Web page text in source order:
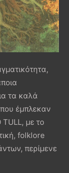
τα καλά
έμπλεκαν
με το
folklore
περίμενε